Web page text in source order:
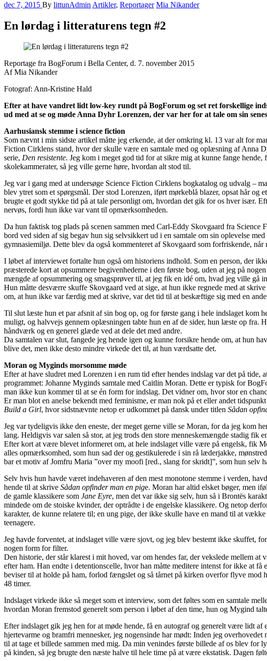
dec 7, 2015 By littunAdmin Artikler, Reportager Mia Nikander
En lørdag i litteraturens tegn #2
Reportage fra BogForum i Bella Center, d. 7. november 2015
Af Mia Nikander
Fotograf: Ann-Kristine Hald
Efter at have vandret lidt low-key rundt på BogForum og set ret forskellige
ud med at se og møde Anna Dyhr Lorenzen, der var her for at tale om sin
Aarhusiansk stemme i science fiction
Som nævnt i min sidste artikel måtte jeg erkende, at der omkring kl. 13 var alt for
Fiction Cirklens stand, hvor der skulle være en samtale med og oplæsning af Anna
serie, Den resistente. Jeg kom i meget god tid for at sikre mig at kunne fange
skolekammerater, så jeg ville gerne høre, hvordan alt stod til.
Jeg var i gang med at undersøge Science Fiction Cirklens bogkatalog og udvalg –
blev ytret som et spørgsmål. Der stod Lorenzen, iført mørkeblå blazer, opsat hår
brugte et godt stykke tid på at tale personligt om, hvordan det gik for os hver især.
nervøs, fordi hun ikke var vant til opmærksomheden.
Da hun faktisk tog plads på scenen sammen med Carl-Eddy Skovgaard fra
bord ved siden af sig begav hun sig selvsikkert ud i en samtale om sin oplevelse
gymnasiemiljø. Dette blev da også kommenteret af Skovgaard som forfriskende,
I løbet af interviewet fortalte hun også om historiens indhold. Som en person, der
præsterede kort at opsummere begivenhederne i den første bog, uden at jeg på
mængde af opsummering og smagsprøver til, at jeg fik en idé om, hvad jeg ville
Hun måtte desværre skuffe Skovgaard ved at sige, at hun ikke regnede med at
om, at hun ikke var færdig med at skrive, var det tid til at beskæftige sig med en
Til slut læste hun et par afsnit af sin bog op, og for første gang i hele indslaget kom
muligt, og halvvejs gennem oplæsningen tabte hun en af de sider, hun læste op
håndværk og en generel glæde ved at dele det med andre.
Da samtalen var slut, fangede jeg hende igen og kunne forsikre hende om, at hun
blive det, men ikke desto mindre virkede det til, at hun værdsatte det.
Moran og Myginds morsomme møde
Efter at have sludret med Lorenzen i en rum tid efter hendes indslag var det på
programmet: Johanne Myginds samtale med Caitlin Moran. Dette er typisk for
man ikke kun kommer til at se én form for indslag. Det vidner om, hvor stor en
Er man blot en anelse bekendt med feminisme, er man nok på et eller andet
Build a Girl, hvor sidstnævnte netop er udkommet på dansk under titlen Sådan
Jeg var tydeligvis ikke den eneste, der meget gerne ville se Moran, for da jeg kom
lang. Heldigvis var salen så stor, at jeg trods den store menneskemængde stadig fik
Efter kort at være blevet informeret om, at hele indslaget ville være på engelsk, fik
alles opmærksomhed, som hun sad der og gestikulerede i sin rå læderjakke,
bar et motiv af Jomfru Maria ”over my moofi [red., slang for skridt]”, som hun selv
Selv hvis hun havde været indehaveren af den mest monotone stemme i verden,
hende til at skrive Sådan opfinder man en pige. Moran har altid elsket bøger, men
de gamle klassikere som Jane Eyre, men det var ikke sig selv, hun så i Brontës
mindede om de stoiske kvinder, der optrådte i de engelske klassikere. Og netop
karakter, de kunne relatere til; en ung pige, der ikke skulle have en mand til at
teenagere.
Jeg havde forventet, at indslaget ville være sjovt, og jeg blev bestemt ikke skuffet,
nogen form for filter.
Den historie, der står klarest i mit hoved, var om hendes far, der vekslede mellem
efter ham. Han endte i detentionscelle, hvor han måtte meditere intenst for ikke at
beviser til at holde på ham, forlod fængslet og så tårnet på kirken overfor flyve mod
48 timer.
Indslaget virkede ikke så meget som et interview, som det føltes som en samtale
hvordan Moran fremstod generelt som person i løbet af den time, hun og Mygind
Efter indslaget gik jeg hen for at møde hende, få en autograf og generelt være lidt af
hjertevarme og bramfri mennesker, jeg nogensinde har mødt: Inden jeg
til at tage et billede sammen med mig. Da min venindes første billede af os blev
på kinden, så jeg brugte den næste halve til hele time på at være ekstatisk. Dagen